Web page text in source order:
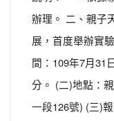
辦理。 二、親子
展，首度舉辦實
間：109年7月31
分。 (二)地點：
一段126號) (三)